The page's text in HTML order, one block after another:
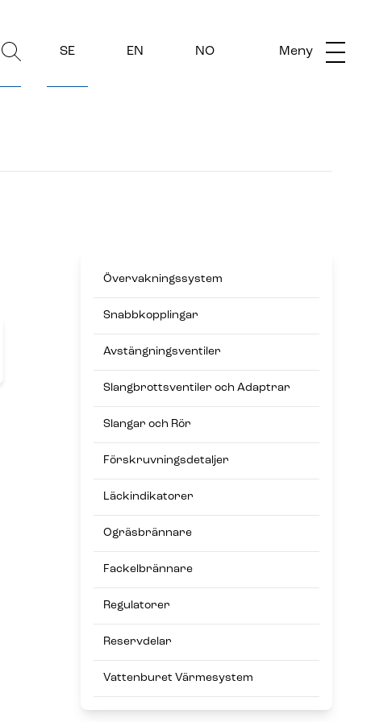
SE EN NO Meny
Övervakningssystem
Snabbkopplingar
Avstängningsventiler
Slangbrottsventiler och Adaptrar
Slangar och Rör
Förskruvningsdetaljer
Läckindikatorer
Ogräsbrännare
Fackelbrännare
Regulatorer
Reservdelar
Vattenburet Värmesystem